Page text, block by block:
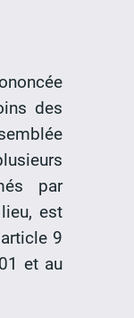
des
par
est
9
et au